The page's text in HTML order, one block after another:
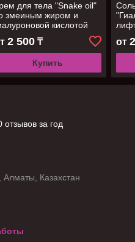
для тела "Snake oil"
змеиным жиром и
кислотой
500мл
2 500₸
Купить
от
за год
Казахстан